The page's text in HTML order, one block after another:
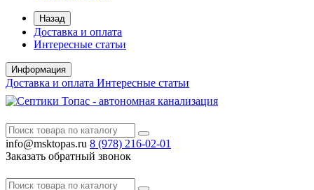
Назад
Доставка и оплата
Интересные статьи
Информация
Доставка и оплата Интересные статьи
info@msktopas.ru 8 (978) 216-02-01
Заказать обратный звонок